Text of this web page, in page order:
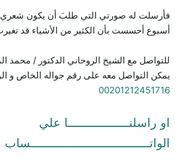
فأرسلت له صورتي التي طلبَ أن يكون شعري
أسبوع أحسست بأن الكثير من الأشياء قد
للتواصل مع الشيخ الروحاني الدكتور / محمد
يمكن التواصل معه على رقم جواله الخاص و
00201212451716
او راسلنـــــــــــــــــا علي
الواتـــــــــــــــــــــــــــــــــساب